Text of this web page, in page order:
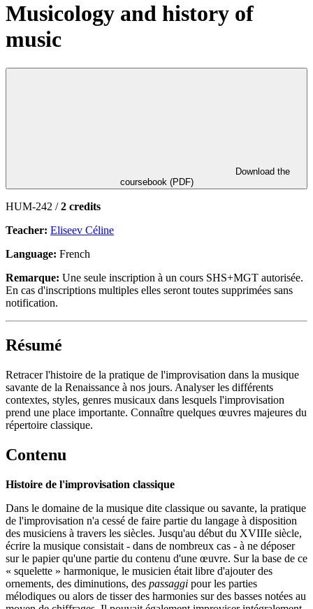
Musicology and history of
music
coursebook (PDF)
HUM-242 /2 credits
Teacher: Eliseev Céline
Language: French
Remarque: Une seule inscription à un cours SHS+MGT autorisée.
En cas d'inscriptions multiples elles seront toutes supprimées sans
notification.
Résumé
Retracer l'histoire de la pratique de l'improvisation dans la musique
savante de la Renaissance à nos jours. Analyser les différents
contextes, styles, genres musicaux dans lesquels l'improvisation
prend une place importante. Connaître quelques œuvres majeures du
répertoire classique.
Contenu
Histoire de l'improvisation classique
Dans le domaine de la musique dite classique ou savante, la pratique
de l'improvisation n'a cessé de faire partie du langage à disposition
des musiciens à travers les siècles. Jusqu'au début du XVIIIe siècle,
écrire la musique consistait - dans de nombreux cas - à ne déposer
sur le papier qu'une partie du contenu d'une œuvre. Sur la base de ce
« squelette » harmonique, le musicien était libre d'ajouter des
ornements, des diminutions, des passaggi pour les parties
mélodiques ou alors de tisser des harmonies sur des basses notées au